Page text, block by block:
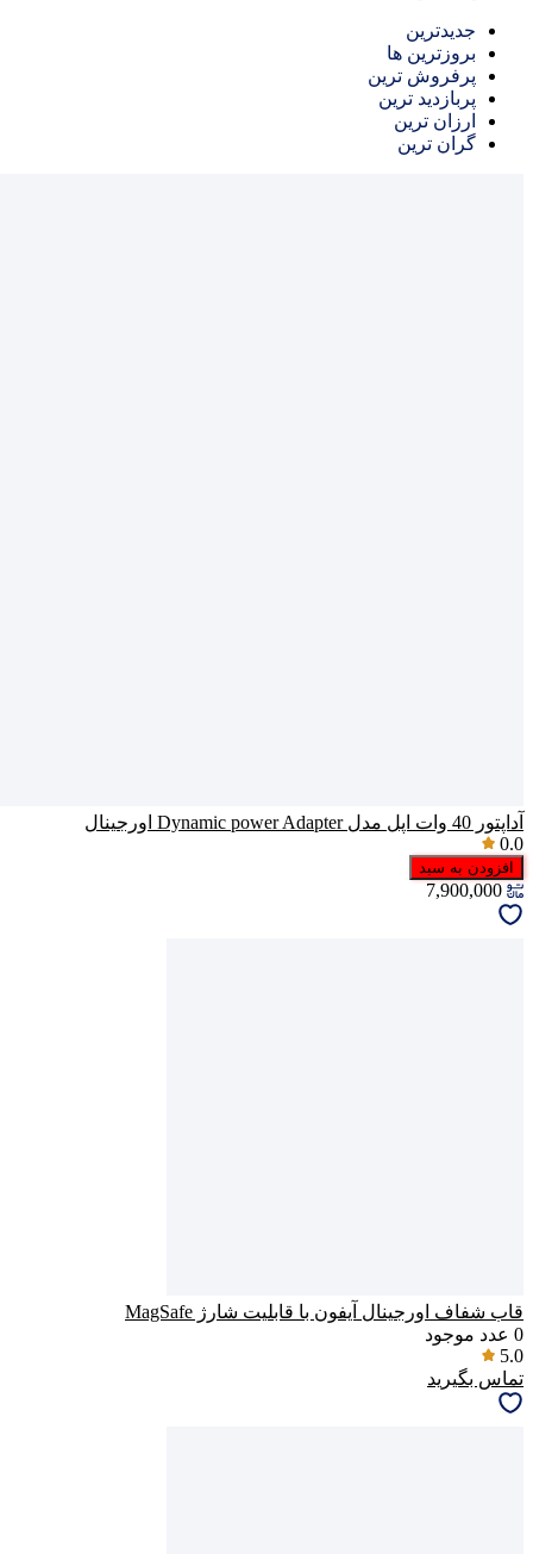
جدیدترین
بروزترین ها
پرفروش ترین
پربازدید ترین
ارزان ترین
گران ترین
آداپتور 40 وات اپل مدل Dynamic power Adapter اورجینال
0.0
افزودن به سبد
7,900,000
قاب شفاف اورجینال آیفون با قابلیت شارژ MagSafe
0 عدد موجود
5.0
تماس بگیرید